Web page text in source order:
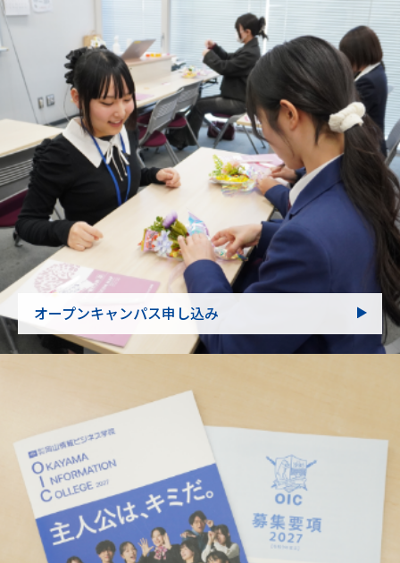
オープンキャンパス申し込み